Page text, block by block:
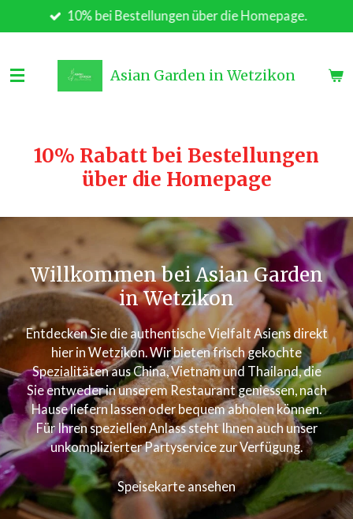
Hauptinhalt
10% bei Bestellungen über die Homepage.
Asian Garden in Wetzikon
10% Rabatt bei Bestellungen
über die Homepage
Willkommen bei Asian Garden
in Wetzikon
Entdecken Sie die authentische Vielfalt Asiens direkt
hier in Wetzikon. Wir bieten frisch gekochte
Spezialitäten aus China, Vietnam und Thailand, die
Sie entweder in unserem Restaurant geniessen, nach
Hause liefern lassen oder bequem abholen können.
Für Ihren speziellen Anlass steht Ihnen auch unser
unkomplizierter Partyservice zur Verfügung.
Speisekarte ansehen